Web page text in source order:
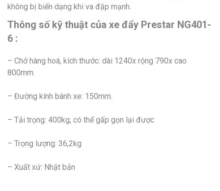
không bị biến dạng khi va đập mạnh.
Thông số kỹ thuật của xe đẩy Prestar NG401-
6 :
– Chở hàng hoá, kích thước: dài 1240x rộng 790x cao
800mm.
– Đường kính bánh xe: 150mm.
– Tải trọng: 400kg, có thể gấp gọn lại được
– Trọng lượng: 36,2kg
– Xuất xứ: Nhật bản